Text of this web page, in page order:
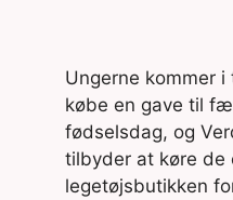
Ungerne kommer
købe en gave til
fødselsdag, og
tilbyder at køre de
legetøjsbutikken